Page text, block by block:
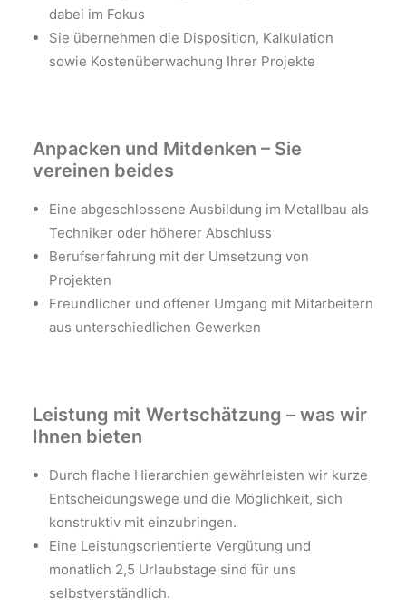
dabei im Fokus
Sie übernehmen die Disposition, Kalkulation
sowie Kostenüberwachung Ihrer Projekte
Anpacken und Mitdenken – Sie
vereinen beides
Eine abgeschlossene Ausbildung im Metallbau als
Techniker oder höherer Abschluss
Berufserfahrung mit der Umsetzung von
Projekten
Freundlicher und offener Umgang mit Mitarbeitern
aus unterschiedlichen Gewerken
Leistung mit Wertschätzung – was wir
Ihnen bieten
Durch flache Hierarchien gewährleisten wir kurze
Entscheidungswege und die Möglichkeit, sich
konstruktiv mit einzubringen.
Eine Leistungsorientierte Vergütung und
monatlich 2,5 Urlaubstage sind für uns
selbstverständlich.